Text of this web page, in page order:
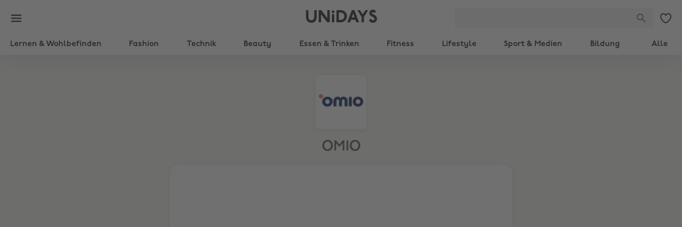
UNiDAYS
Lernen & Wohlbefinden Fashion Technik Beauty Essen & Trinken Fitness Lifestyle Sport & Medien Bildung Alle
OMIO